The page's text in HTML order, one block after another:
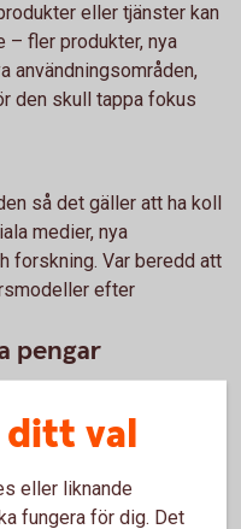
eller tjänster kan
– fler produkter, nya
användningsområden,
den skull tappa fokus
så det gäller att ha koll
medier, nya
forskning. Var beredd att
efter
pengar
kan växa och hjälpa
ditt val
eller liknande
fungera för dig. Det